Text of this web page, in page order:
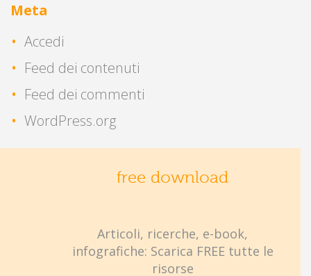
Meta
Accedi
Feed dei contenuti
Feed dei commenti
WordPress.org
free download
Articoli, ricerche, e-book,
infografiche: Scarica FREE tutte le
risorse